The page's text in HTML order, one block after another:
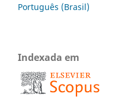
Português (Brasil)
Indexada em